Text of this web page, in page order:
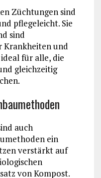
Züchtungen sind
pflegeleicht. Sie
sind
Krankheiten und
für alle, die
gleichzeitig
auch
ein
verstärkt auf
von Kompost.